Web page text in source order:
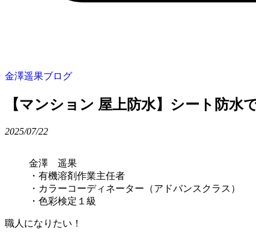
金澤遥果ブログ
【マンション 屋上防水】シート防水
2025/07/22
金澤 遥果
・有機溶剤作業主任者
・カラーコーディネーター（アドバンスクラス）
・色彩検定１級
職人になりたい！